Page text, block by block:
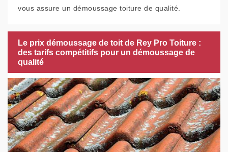
vous assure un démoussage toiture de qualité.
Le prix démoussage de toit de Rey Pro Toiture :
des tarifs compétitifs pour un démoussage de
qualité